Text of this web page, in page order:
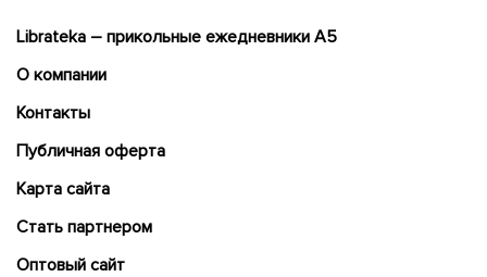
Librateka – прикольные ежедневники А5
О компании
Контакты
Публичная оферта
Карта сайта
Cтать партнером
Оптовый сайт